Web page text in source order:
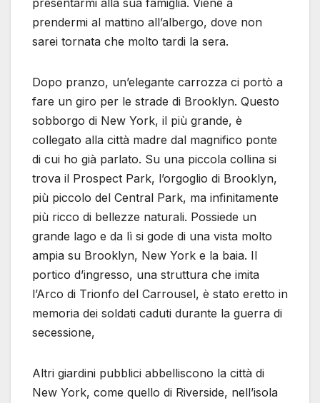
prendermi al mattino all’albergo, dove non
sarei tornata che molto tardi la sera.
Dopo pranzo, un’elegante carrozza ci portò a
fare un giro per le strade di Brooklyn. Questo
sobborgo di New York, il più grande, è
collegato alla città madre dal magnifico ponte
di cui ho già parlato. Su una piccola collina si
trova il Prospect Park, l’orgoglio di Brooklyn,
più piccolo del Central Park, ma infinitamente
più ricco di bellezze naturali. Possiede un
grande lago e da lì si gode di una vista molto
ampia su Brooklyn, New York e la baia. Il
portico d’ingresso, una struttura che imita
l’Arco di Trionfo del Carrousel, è stato eretto in
memoria dei soldati caduti durante la guerra di
secessione,
Altri giardini pubblici abbelliscono la città di
New York, come quello di Riverside, nell’isola